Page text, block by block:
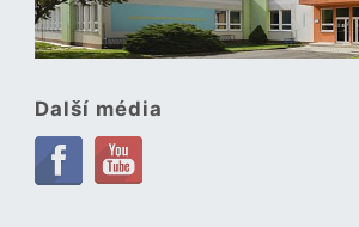
Další média